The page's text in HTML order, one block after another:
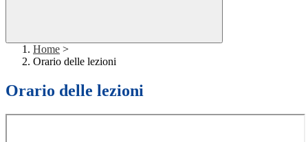
Home >
Orario delle lezioni
Orario delle lezioni